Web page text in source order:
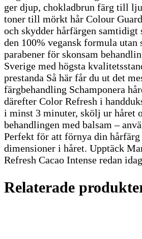
ger djup, chokladbrun färg till
toner till mörkt hår Colour
och skydder hårfärgen samtidigt
den 100% vegansk formula utan
parabener för skonsam
Sverige med högsta
prestanda Så här får du ut det
färgbehandling Schamponera
därefter Color Refresh i
i minst 3 minuter, skölj ur håret
behandlingen med balsam –
Perfekt för att förnya din hårfärg
dimensioner i håret. Upptäck
Refresh Cacao Intense redan
Relaterade